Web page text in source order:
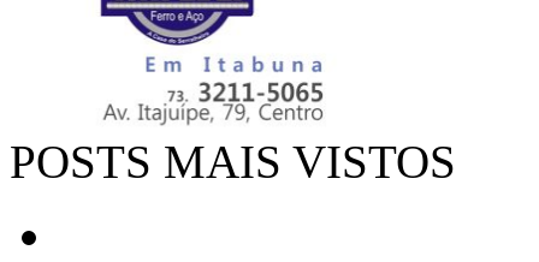
POSTS MAIS VISTOS